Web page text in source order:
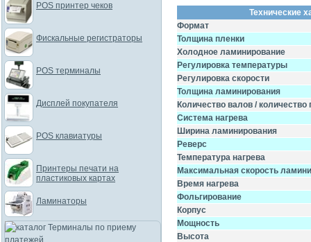
Технические
Формат
Толщина пленки
Холодное ламинирование
Регулировка температуры
Регулировка скорости
Толщина ламинирования
Количество валов / количество
Система нагрева
Ширина ламинирования
Реверс
Температура нагрева
Максимальная скорость
Время нагрева
Фольгирование
Корпус
Мощность
Высота
POS принтер чеков
Фискальные регистраторы
POS терминалы
Дисплей покупателя
POS клавиатуры
Принтеры печати на
пластиковых картах
Ламинаторы